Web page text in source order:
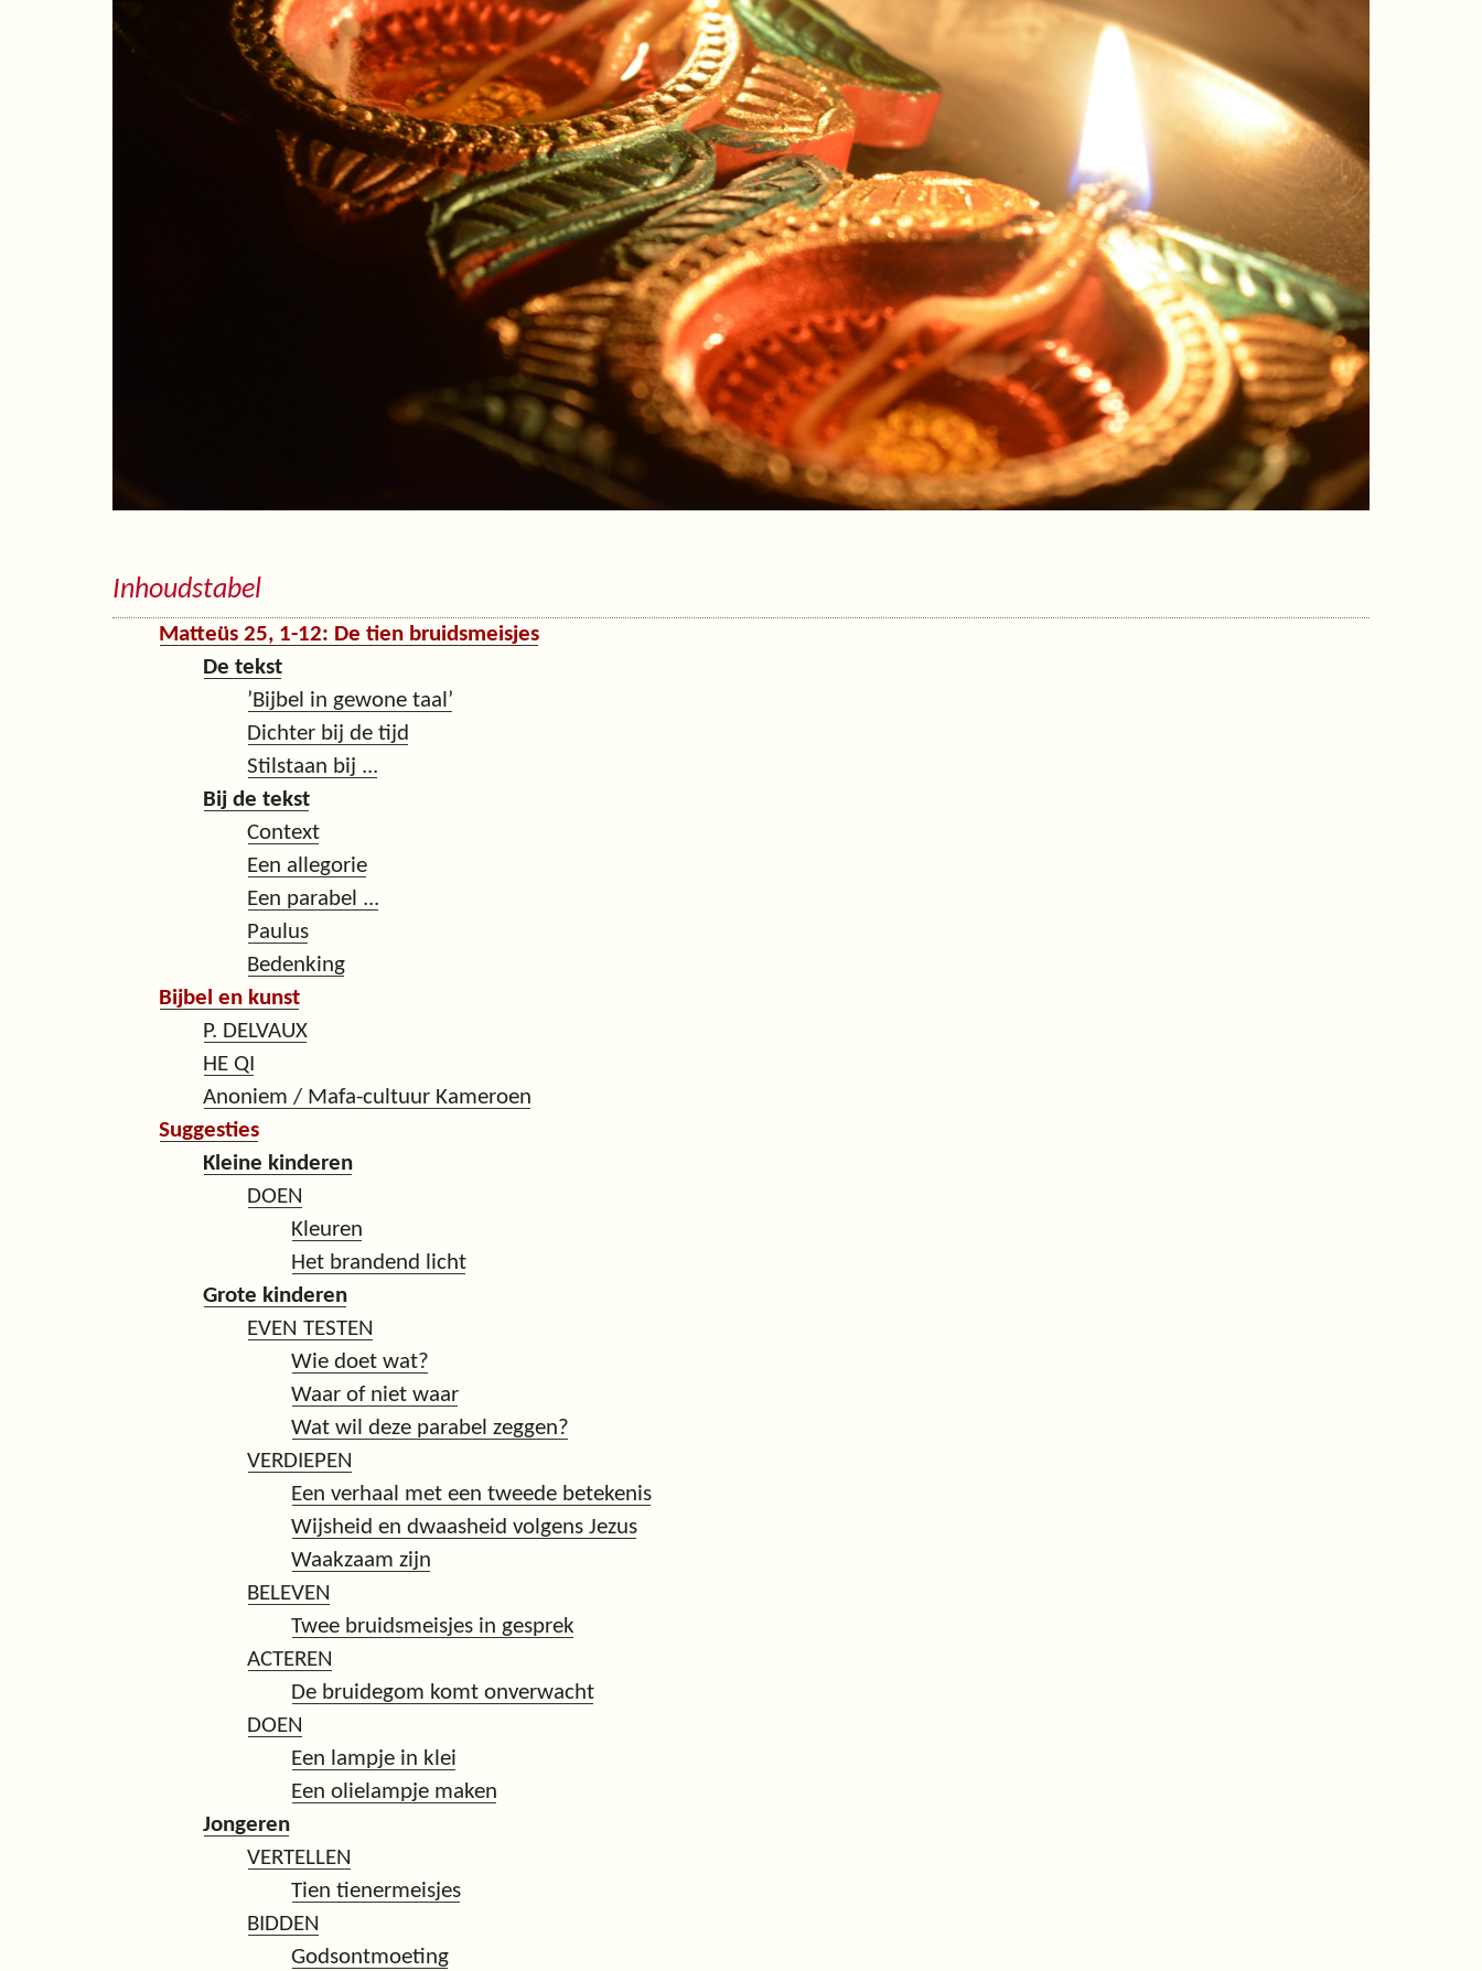
Inhoudstabel
Matteüs 25, 1-12: De tien bruidsmeisjes
De tekst
’Bijbel in gewone taal’
Dichter bij de tijd
Stilstaan bij ...
Bij de tekst
Context
Een allegorie
Een parabel ...
Paulus
Bedenking
Bijbel en kunst
P. DELVAUX
HE QI
Anoniem / Mafa-cultuur Kameroen
Suggesties
Kleine kinderen
DOEN
Kleuren
Het brandend licht
Grote kinderen
EVEN TESTEN
Wie doet wat?
Waar of niet waar
Wat wil deze parabel zeggen?
VERDIEPEN
Een verhaal met een tweede betekenis
Wijsheid en dwaasheid volgens Jezus
Waakzaam zijn
BELEVEN
Twee bruidsmeisjes in gesprek
ACTEREN
De bruidegom komt onverwacht
DOEN
Een lampje in klei
Een olielampje maken
Jongeren
VERTELLEN
Tien tienermeisjes
BIDDEN
Godsontmoeting